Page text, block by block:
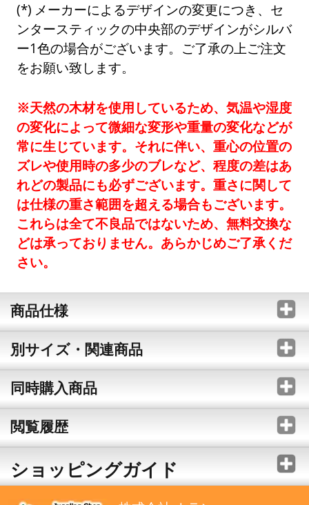
メーカーによるデザインの変更につき、セ
ンタースティックの中央部のデザインがシルバ
ー1色の場合がございます。ご了承の上ご注文
をお願い致します。
※天然の木材を使用しているため、気温や湿度
の変化によって微細な変形や重量の変化などが
常に生じています。それに伴い、重心の位置の
ズレや使用時の多少のブレなど、程度の差はあ
れどの製品にも必ずございます。重さに関して
は仕様の重さ範囲を超える場合もございます。
これらは全て不良品ではないため、無料交換な
どは承っておりません。あらかじめご了承くだ
さい。
商品仕様
別サイズ・関連商品
同時購入商品
閲覧履歴
ショッピングガイド